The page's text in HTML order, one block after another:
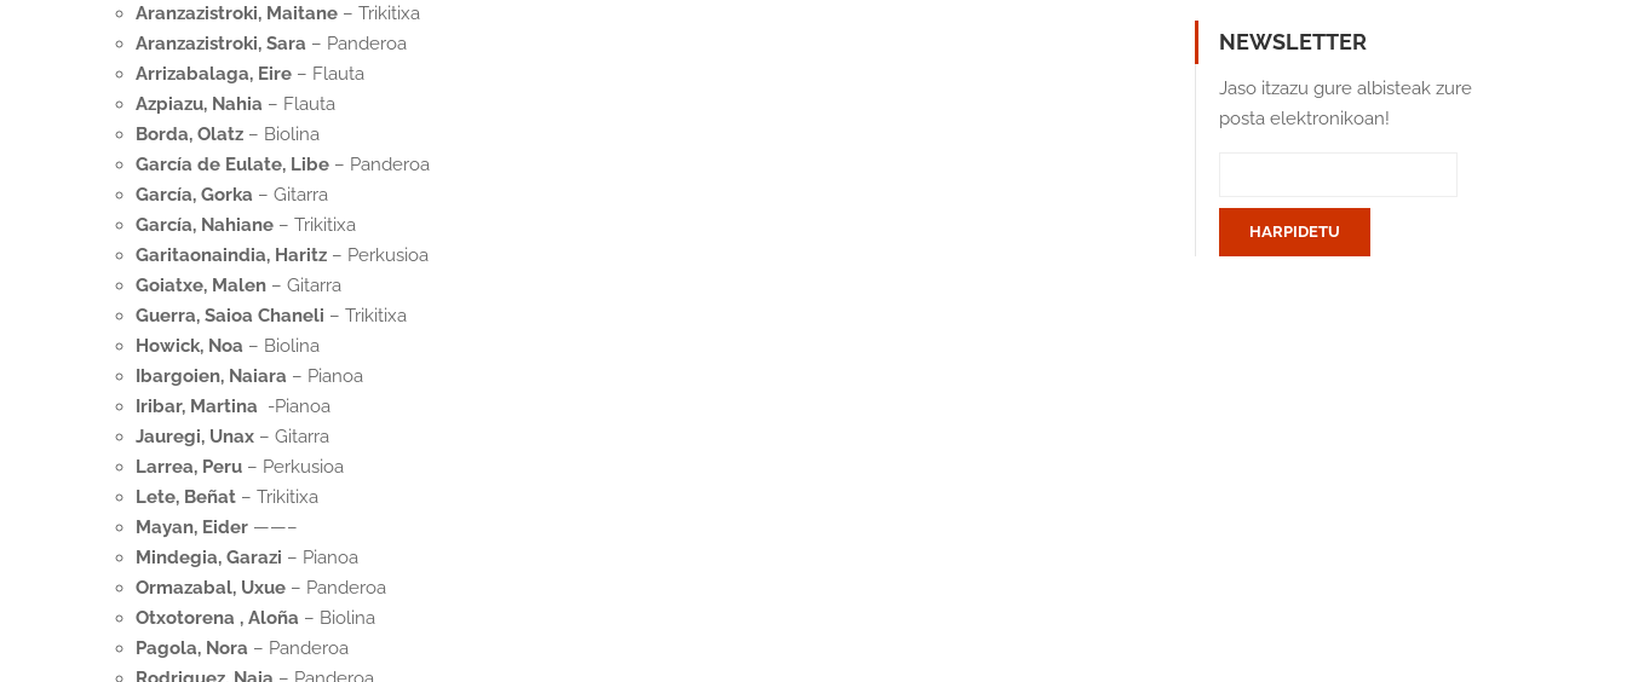
Aranzazistroki, Maitane – Trikitixa
Aranzazistroki, Sara – Panderoa
Arrizabalaga, Eire – Flauta
Azpiazu, Nahia – Flauta
Borda, Olatz – Biolina
García de Eulate, Libe – Panderoa
García, Gorka – Gitarra
García, Nahiane – Trikitixa
Garitaonaindia, Haritz – Perkusioa
Goiatxe, Malen – Gitarra
Guerra, Saioa Chaneli – Trikitixa
Howick, Noa – Biolina
Ibargoien, Naiara – Pianoa
Iribar, Martina -Pianoa
Jauregi, Unax – Gitarra
Larrea, Peru – Perkusioa
Lete, Beñat – Trikitixa
Mayan, Eider ——–
Mindegia, Garazi – Pianoa
Ormazabal, Uxue – Panderoa
Otxotorena , Aloña – Biolina
Pagola, Nora – Panderoa
NEWSLETTER
Jaso itzazu gure albisteak zure
posta elektronikoan!